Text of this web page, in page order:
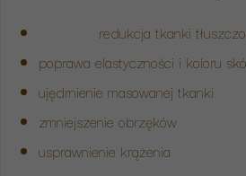
redukcja tkanki
poprawa elastyczności i koloru
ujędrnienie masowanej tkanki
zmniejszenie obrzęków
usprawnienie krążenia